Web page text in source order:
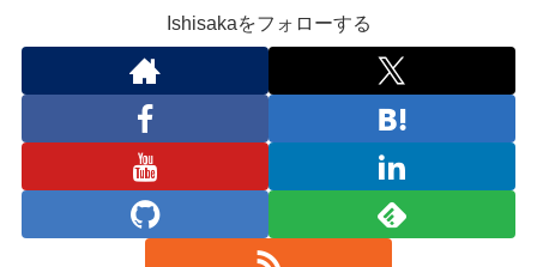
Ishisakaをフォローする